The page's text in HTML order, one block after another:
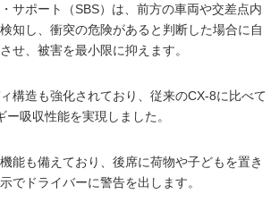
サポート（SBS）は、前方の車両や交差点内
知し、衝突の危険があると判断した場合に自
せ、被害を最小限に抑えます。
構造も強化されており、従来のCX-8に比べて
吸収性能を実現しました。
能も備えており、後席に荷物や子どもを置き
でドライバーに警告を出します。